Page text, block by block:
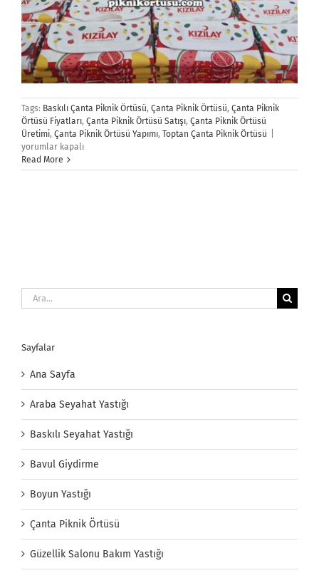
Tags: Baskılı Çanta Piknik Örtüsü, Çanta Piknik Örtüsü, Çanta Piknik
Örtüsü Fiyatları, Çanta Piknik Örtüsü Satışı, Çanta Piknik Örtüsü
Üretimi, Çanta Piknik Örtüsü Yapımı, Toptan Çanta Piknik Örtüsü
için
yorumlar kapalı
Read More
Ara:
Sayfalar
Ana Sayfa
Araba Seyahat Yastığı
Baskılı Seyahat Yastığı
Bavul Giydirme
Boyun Yastığı
Çanta Piknik Örtüsü
Güzellik Salonu Bakım Yastığı